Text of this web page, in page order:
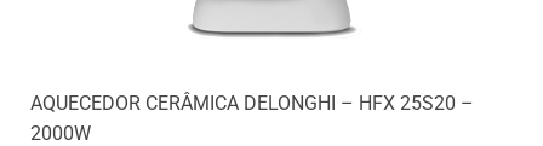
AQUECEDOR CERÂMICA DELONGHI – HFX 25S20 –
2000W